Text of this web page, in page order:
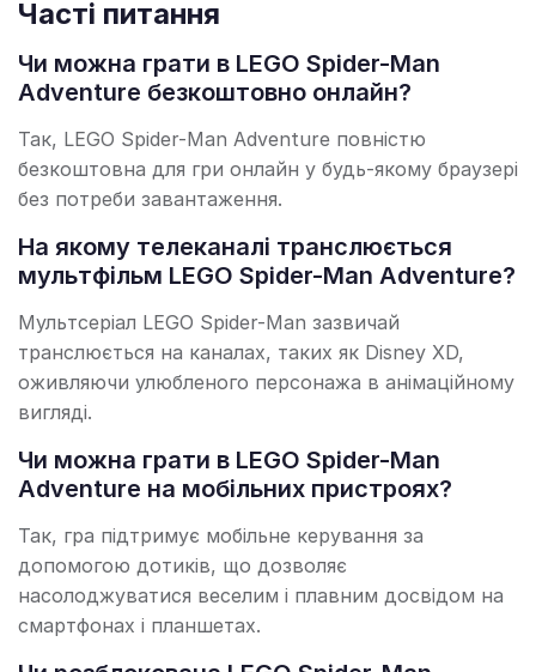
Часті питання
Чи можна грати в LEGO Spider-Man
Adventure безкоштовно онлайн?
Так, LEGO Spider-Man Adventure повністю
безкоштовна для гри онлайн у будь-якому браузері
без потреби завантаження.
На якому телеканалі транслюється
мультфільм LEGO Spider-Man Adventure?
Мультсеріал LEGO Spider-Man зазвичай
транслюється на каналах, таких як Disney XD,
оживляючи улюбленого персонажа в анімаційному
вигляді.
Чи можна грати в LEGO Spider-Man
Adventure на мобільних пристроях?
Так, гра підтримує мобільне керування за
допомогою дотиків, що дозволяє
насолоджуватися веселим і плавним досвідом на
смартфонах і планшетах.